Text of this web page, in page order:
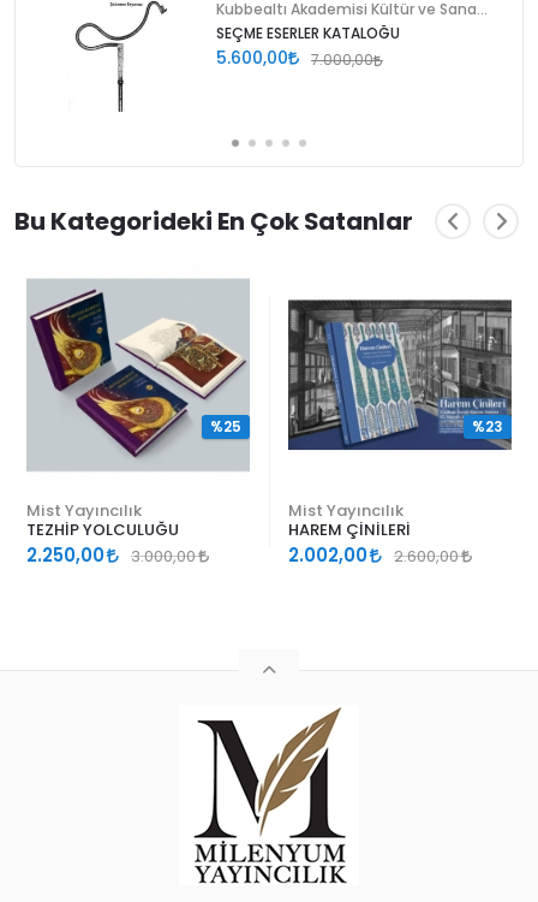
SEÇME ESERLER KATALOĞU
5.600,00 7.000,00
Bu Kategorideki En Çok Satanlar
Mist Yayıncılık
TEZHİP YOLCULUĞU
2.250,00 3.000,00
%25
Mist Yayıncılık
HAREM ÇİNİLERİ
2.002,00 2.600,00
%23